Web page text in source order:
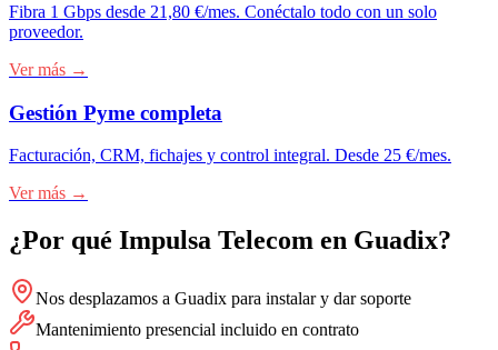
Fibra 1 Gbps desde 21,80 €/mes. Conéctalo todo con un solo
proveedor.
Ver más →
Gestión Pyme completa
Facturación, CRM, fichajes y control integral. Desde 25 €/mes.
Ver más →
¿Por qué Impulsa Telecom en Guadix?
Nos desplazamos a Guadix para instalar y dar soporte
Mantenimiento presencial incluido en contrato